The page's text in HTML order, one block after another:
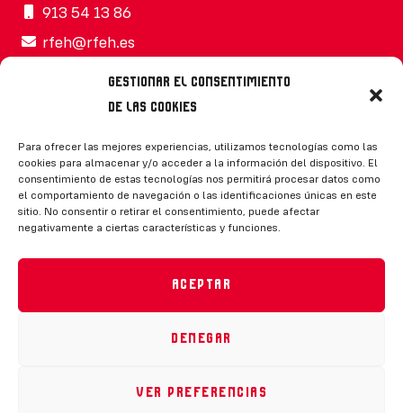
Gestionar el consentimiento
de las cookies
Para ofrecer las mejores experiencias, utilizamos tecnologías como las
cookies para almacenar y/o acceder a la información del dispositivo. El
consentimiento de estas tecnologías nos permitirá procesar datos como
el comportamiento de navegación o las identificaciones únicas en este
sitio. No consentir o retirar el consentimiento, puede afectar
negativamente a ciertas características y funciones.
Aceptar
Denegar
Ver preferencias
913 54 13 86
rfeh@rfeh.es
Síguenos